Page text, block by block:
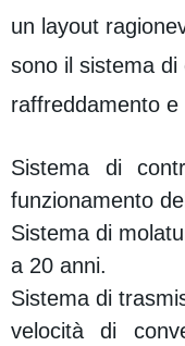
un layout
sono il sistema
raffreddamento e
Sistema di
funzionamento
Sistema di
a 20 anni.
Sistema di
velocità di